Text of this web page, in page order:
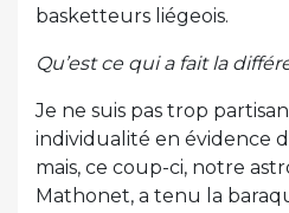
basketteurs liégeois.
Qu’est ce qui a fait la
Je ne suis pas trop
individualité en évidence
mais, ce coup-ci, notre
Mathonet, a tenu la